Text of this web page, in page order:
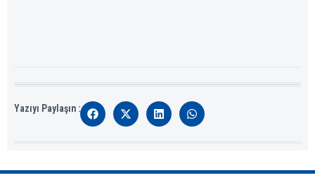
Yazıyı Paylaşın :